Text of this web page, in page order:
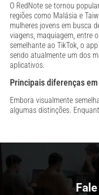
O RedNote se tornou
regiões como Malásia e
mulheres jovens em busca
viagens, maquiagem, entre
semelhante ao TikTok, o
sendo atualmente um dos
aplicativos.
Principais diferenças
Embora visualmente
algumas distinções.